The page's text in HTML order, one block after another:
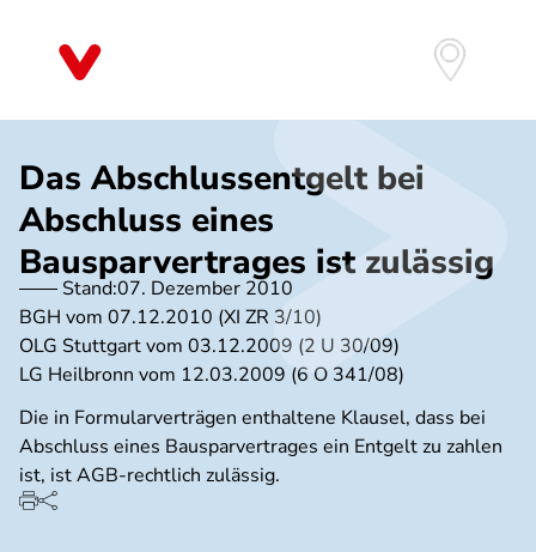
Das Abschlussentgelt bei
Abschluss eines
Bausparvertrages ist zulässig
Stand:07. Dezember 2010
BGH vom 07.12.2010 (XI ZR 3/10)
OLG Stuttgart vom 03.12.2009 (2 U 30/09)
LG Heilbronn vom 12.03.2009 (6 O 341/08)
Die in Formularverträgen enthaltene Klausel, dass bei
Abschluss eines Bausparvertrages ein Entgelt zu zahlen
ist, ist AGB-rechtlich zulässig.